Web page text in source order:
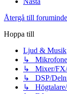
Återgå till
Hoppa till
Ljud & Musik
↳
↳ Mixer/FX/
↳ DSP/
↳ Högtalare/